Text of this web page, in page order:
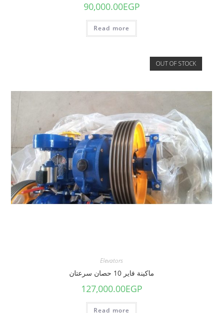
90,000.00EGP
Read more
OUT OF STOCK
Elevators
ماكينة فاير 10 حصان سرعتان
127,000.00EGP
Read more